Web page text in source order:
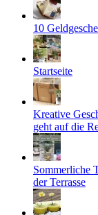
10
Startseite
Kreative
geht auf die
Sommerliche
der Terrasse